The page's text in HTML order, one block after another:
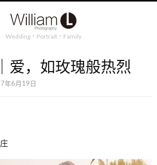
Wedding・Portrait・Family
爱，如玫瑰般热烈
年6月19日